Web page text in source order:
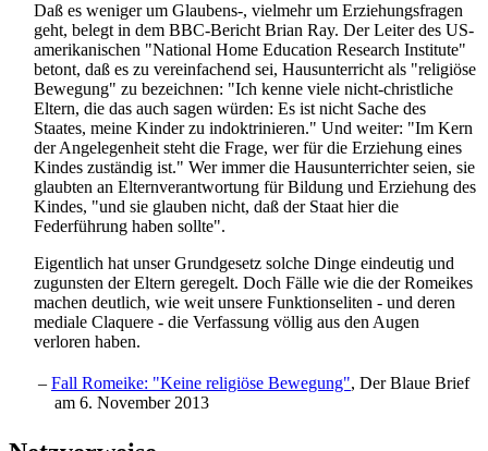
Daß es weniger um Glaubens-, vielmehr um Erziehungsfragen
geht, belegt in dem BBC-Bericht Brian Ray. Der Leiter des US-
amerikanischen "National Home Education Research Institute"
betont, daß es zu vereinfachend sei, Hausunterricht als "religiöse
Bewegung" zu bezeichnen: "Ich kenne viele nicht-christliche
Eltern, die das auch sagen würden: Es ist nicht Sache des
Staates, meine Kinder zu indoktrinieren." Und weiter: "Im Kern
der Angelegenheit steht die Frage, wer für die Erziehung eines
Kindes zuständig ist." Wer immer die Haus­unterrichter seien, sie
glaubten an Eltern­verantwortung für Bildung und Erziehung des
Kindes, "und sie glauben nicht, daß der Staat hier die
Federführung haben sollte".
Eigentlich hat unser Grundgesetz solche Dinge eindeutig und
zugunsten der Eltern geregelt. Doch Fälle wie die der Romeikes
machen deutlich, wie weit unsere Funktionseliten - und deren
mediale Claquere - die Verfassung völlig aus den Augen
verloren haben.
– Fall Romeike: "Keine religiöse Bewegung", Der Blaue Brief
am 6. November 2013